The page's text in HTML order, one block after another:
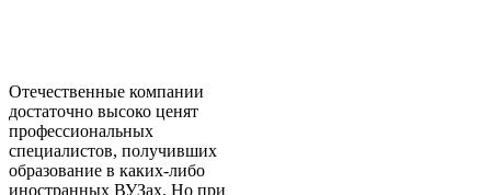
Отечественные компании
достаточно высоко ценят
профессиональных
специалистов, получивших
образование в каких-либо
иностранных ВУЗах. Но при